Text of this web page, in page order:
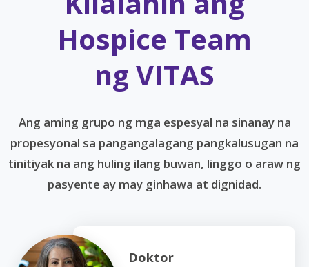
Hospice Team
ng VITAS
Ang aming grupo ng mga espesyal na sinanay na
propesyonal sa pangangalagang pangkalusugan na
tinitiyak na ang huling ilang buwan, linggo o araw ng
pasyente ay may ginhawa at dignidad.
Doktor